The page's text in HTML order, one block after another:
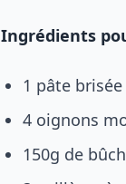
Ingrédients
1 pâte
4 oignons
150g de